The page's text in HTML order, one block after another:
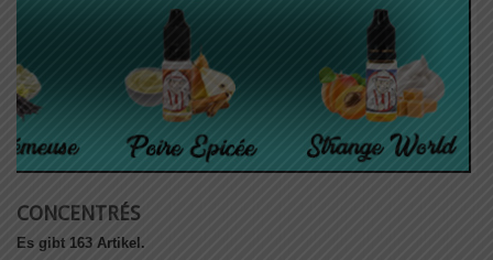
CONCENTRÉS
Es gibt 163 Artikel.